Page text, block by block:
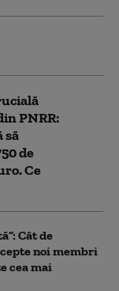
PNRR:
să
de
Ce
Cât de
noi membri
cea mai